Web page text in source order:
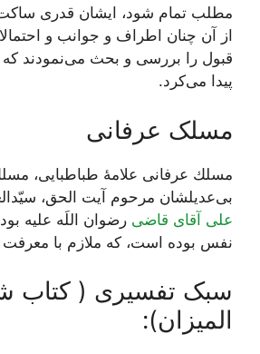
مطلب تمام شود، ايشان قدرى
از آن چنان اطراف و جوانب و
قبول را بررسى و بحث می‌‏نمودند
پيدا می‌‏كرد.
مسلک عرفانی
مسلك عرفانى علامۀ طباطبایی،
بى‌عديلشان مرحوم آيت ‌الحق،
على آقاى قاضى رضوان اللَه علیه
نفس بوده است، كه ملازم با
سبک تفسیری ( کتاب
المیزان):